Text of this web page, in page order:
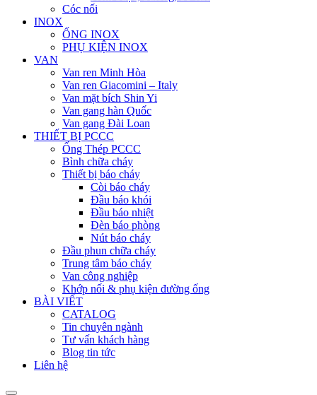
Cóc nối
INOX
ỐNG INOX
PHỤ KIỆN INOX
VAN
Van ren Minh Hòa
Van ren Giacomini – Italy
Van mặt bích Shin Yi
Van gang hàn Quốc
Van gang Đài Loan
THIẾT BỊ PCCC
Ống Thép PCCC
Bình chữa cháy
Thiết bị báo cháy
Còi báo cháy
Đầu báo khói
Đầu báo nhiệt
Đèn báo phòng
Nút báo cháy
Đầu phun chữa cháy
Trung tâm báo cháy
Van công nghiệp
Khớp nối & phụ kiện đường ống
BÀI VIẾT
CATALOG
Tin chuyên ngành
Tư vấn khách hàng
Blog tin tức
Liên hệ